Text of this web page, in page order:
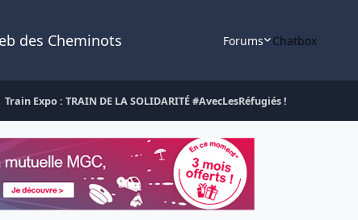
des Cheminots Forums Chatbox
Train Expo : TRAIN DE LA SOLIDARITÉ #AvecLesRéfugiés !